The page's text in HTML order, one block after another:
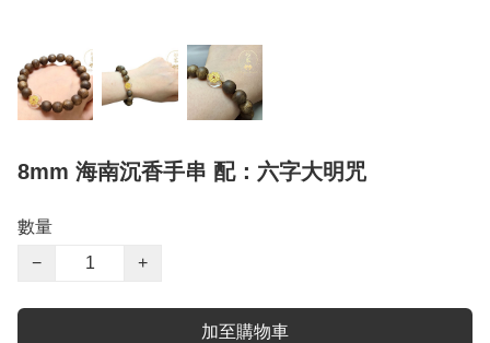
8mm 海南沉香手串 配：六字大明咒
數量
−
+
加至購物車